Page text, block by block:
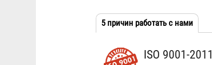
Табы
5 причин работать с нами
ISO 9001-2011